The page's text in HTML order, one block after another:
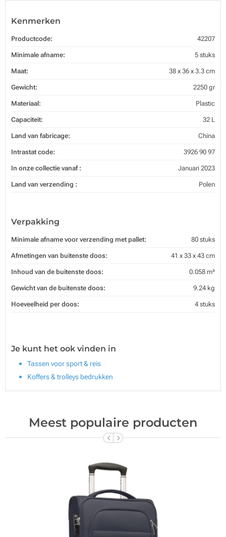
Kenmerken
Productcode: 42207
Minimale afname: 5 stuks
Maat: 38 x 36 x 3.3 cm
Gewicht: 2250 gr
Materiaal: Plastic
Capaciteit: 32 L
Land van fabricage: China
Intrastat code: 3926 90 97
In onze collectie vanaf : Januari 2023
Land van verzending : Polen
Verpakking
Minimale afname voor verzending met pallet: 80 stuks
Afmetingen van buitenste doos: 41 x 33 x 43 cm
Inhoud van de buitenste doos: 0.058 m³
Gewicht van de buitenste doos: 9.24 kg
Hoeveelheid per doos: 4 stuks
Je kunt het ook vinden in
Tassen voor sport & reis
Koffers & trolleys bedrukken
Meest populaire producten